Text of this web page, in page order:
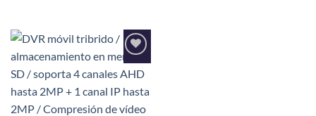
Añadir
a la
deseos